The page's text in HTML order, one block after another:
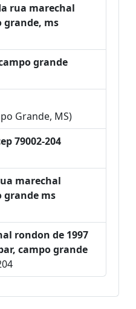
rua marechal
grande, ms
grande
Grande, MS)
79002-204
marechal
grande ms
rondon de 1997
campo grande